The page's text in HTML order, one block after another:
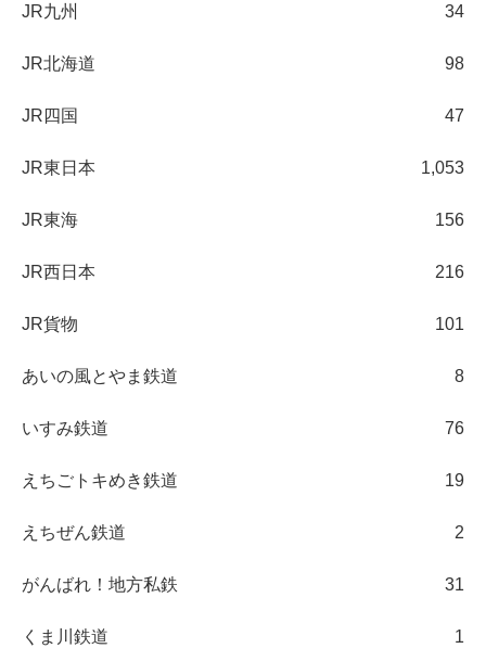
JR九州 34
JR北海道 98
JR四国 47
JR東日本 1,053
JR東海 156
JR西日本 216
JR貨物 101
あいの風とやま鉄道 8
いすみ鉄道 76
えちごトキめき鉄道 19
えちぜん鉄道 2
がんばれ！地方私鉄 31
くま川鉄道 1